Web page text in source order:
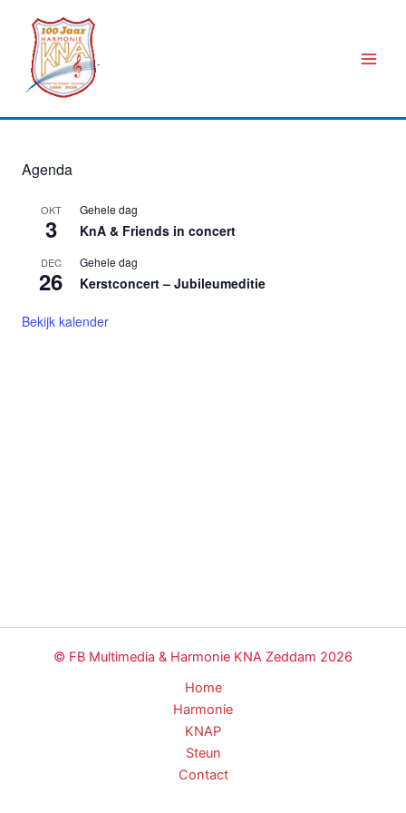
inhoud
Agenda
OKT
3
Gehele dag
KnA & Friends in concert
DEC
26
Gehele dag
Kerstconcert – Jubileumeditie
Bekijk kalender
© FB Multimedia & Harmonie KNA Zeddam 2026
Home
Harmonie
KNAP
Steun
Contact